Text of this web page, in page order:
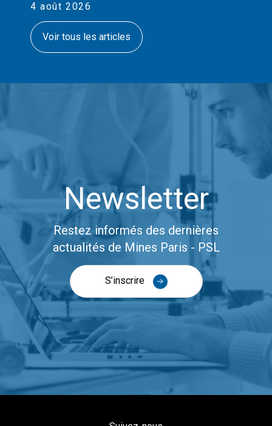
4 août 2026
Voir tous les articles
Newsletter
Restez informés des dernières
actualités de Mines Paris - PSL
S’inscrire